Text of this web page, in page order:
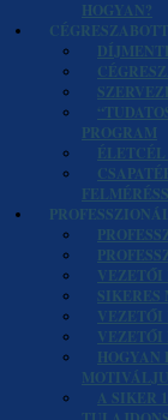
HOGYAN?
PROGRAM
VEZETŐI
SIKERES
VEZETŐI
VEZETŐI
HOGYAN
A SIKER